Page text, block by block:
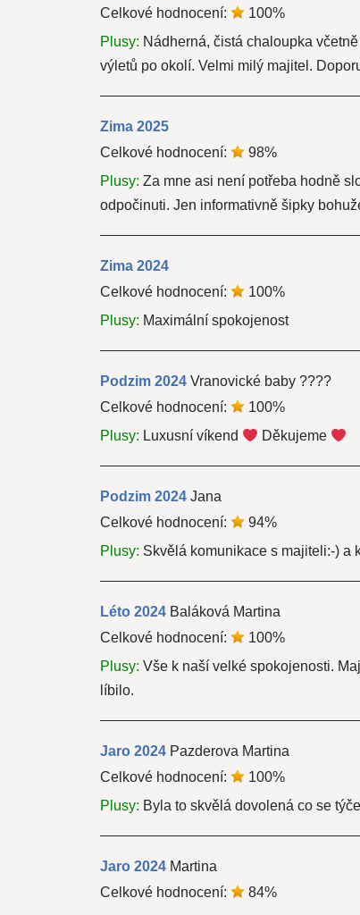
Celkové hodnocení:
100%
Plusy: Nádherná, čistá chaloupka
výletů po okolí. Velmi milý majitel.
Zima 2025
Celkové hodnocení:
98%
Plusy: Za mne asi není potřeba hodně
odpočinuti. Jen informativně šipky
Zima 2024
Celkové hodnocení:
100%
Plusy: Maximální spokojenost
Podzim 2024 Vranovické baby ????
Celkové hodnocení:
100%
Plusy: Luxusní víkend Děkujeme
Podzim 2024 Jana
Celkové hodnocení:
94%
Plusy: Skvělá komunikace s majiteli:-) a
Léto 2024 Baláková Martina
Celkové hodnocení:
100%
Plusy: Vše k naší velké spokojenosti.
líbilo.
Jaro 2024 Pazderova Martina
Celkové hodnocení:
100%
Plusy: Byla to skvělá dovolená co se
Jaro 2024 Martina
Celkové hodnocení:
84%